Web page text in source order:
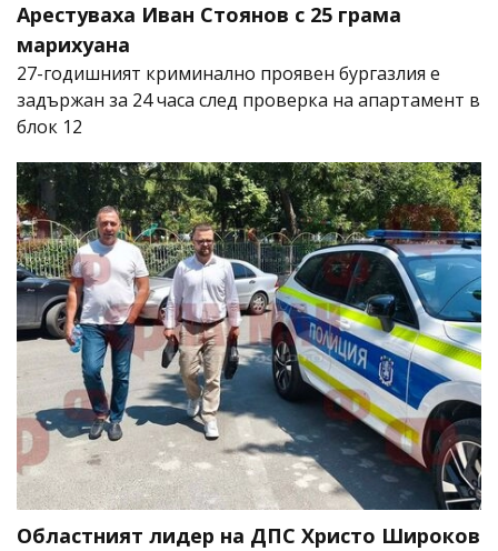
Арестуваха Иван Стоянов с 25 грама
марихуана
27-годишният криминално проявен бургазлия е
задържан за 24 часа след проверка на апартамент в
блок 12
Областният лидер на ДПС Христо Широков